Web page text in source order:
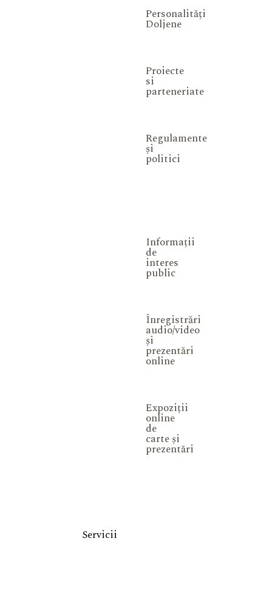
Personalități
Doljene
Proiecte
si
parteneriate
Regulamente
și
politici
Informații
de
interes
public
Înregistrări
audio/video
și
prezentări
online
Expoziții
online
de
carte și
prezentări
Servicii